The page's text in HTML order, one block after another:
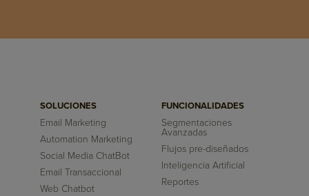
SOLUCIONES
Email Marketing
Automation Marketing
Social Media ChatBot
Email Transaccional
Web Chatbot
FUNCIONALIDADES
Segmentaciones
Avanzadas
Flujos pre-diseñados
Inteligencia Artificial
Reportes